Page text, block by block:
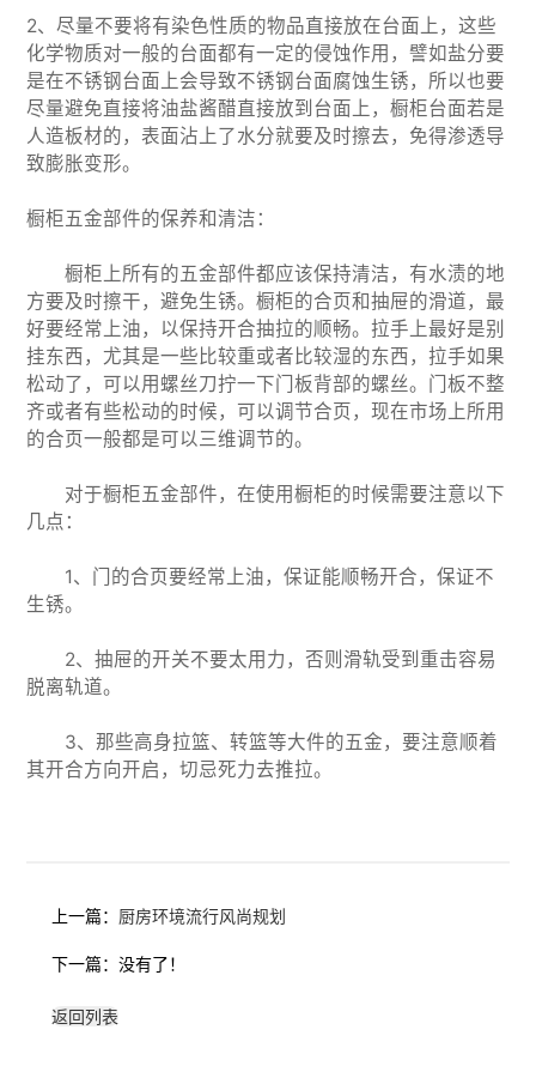
2、尽量不要将有染色性质的物品直接放在台面上，这些
化学物质对一般的台面都有一定的侵蚀作用，譬如盐分要
是在不锈钢台面上会导致不锈钢台面腐蚀生锈，所以也要
尽量避免直接将油盐酱醋直接放到台面上，橱柜台面若是
人造板材的，表面沾上了水分就要及时擦去，免得渗透导
致膨胀变形。
橱柜五金部件的保养和清洁：
橱柜上所有的五金部件都应该保持清洁，有水渍的地
方要及时擦干，避免生锈。橱柜的合页和抽屉的滑道，最
好要经常上油，以保持开合抽拉的顺畅。拉手上最好是别
挂东西，尤其是一些比较重或者比较湿的东西，拉手如果
松动了，可以用螺丝刀拧一下门板背部的螺丝。门板不整
齐或者有些松动的时候，可以调节合页，现在市场上所用
的合页一般都是可以三维调节的。
对于橱柜五金部件，在使用橱柜的时候需要注意以下
几点：
1、门的合页要经常上油，保证能顺畅开合，保证不
生锈。
2、抽屉的开关不要太用力，否则滑轨受到重击容易
脱离轨道。
3、那些高身拉篮、转篮等大件的五金，要注意顺着
其开合方向开启，切忌死力去推拉。
上一篇： 厨房环境流行风尚规划
下一篇：没有了！
返回列表